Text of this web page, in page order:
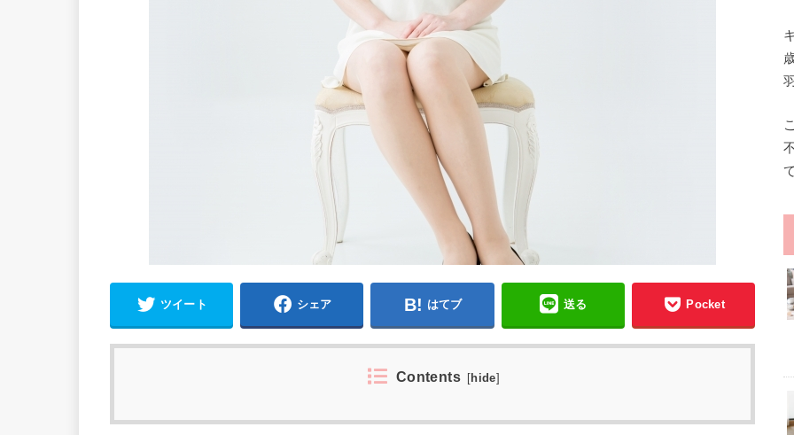
ツイート シェア はてブ 送る Pocket
Contents hide